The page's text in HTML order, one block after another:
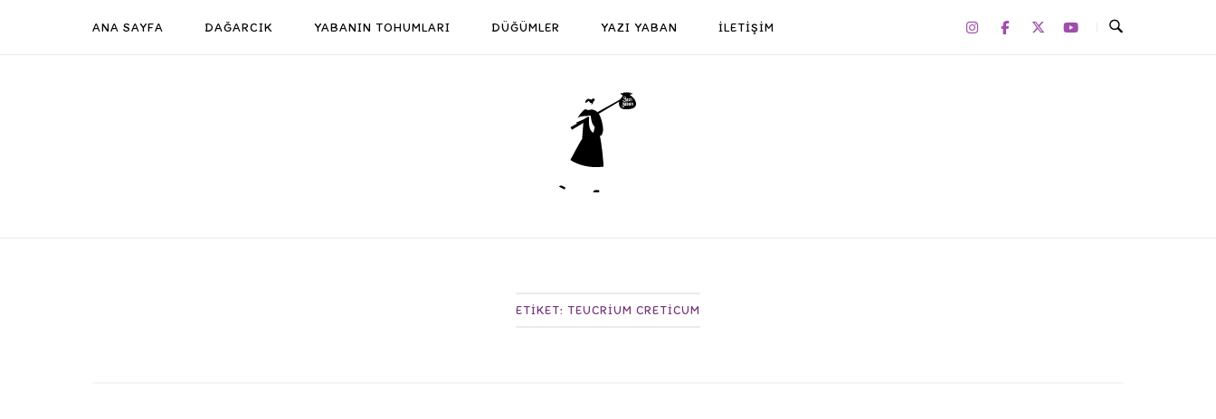
ANA SAYFA DAĞARCIK YABANIN TOHUMLARI DÜĞÜMLER YAZI YABAN İLETİŞİM
Home
ETIKET: TEUCRIUM CRETICUM